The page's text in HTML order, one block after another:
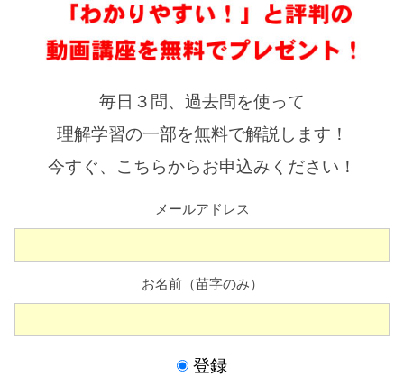
毎日３問、過去問を使って
理解学習の一部を無料で解説します！
今すぐ、こちらからお申込みください！
メールアドレス
お名前（苗字のみ）
登録